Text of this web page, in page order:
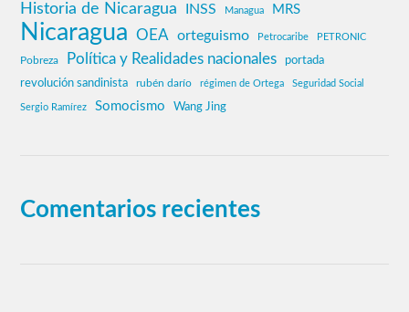
Historia de Nicaragua INSS Managua MRS
Nicaragua OEA orteguismo Petrocaribe PETRONIC
Pobreza Política y Realidades nacionales portada
revolución sandinista rubén darío régimen de Ortega Seguridad Social
Sergio Ramírez Somocismo Wang Jing
Comentarios recientes